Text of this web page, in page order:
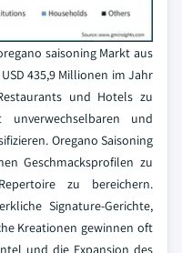
saisoning Markt aus
435,9 Millionen im Jahr
und Hotels zu
und
Oregano Saisoning
Geschmacksprofilen zu
zu bereichern.
Signature-Gerichte,
Kreationen gewinnen oft
und die Expansion des